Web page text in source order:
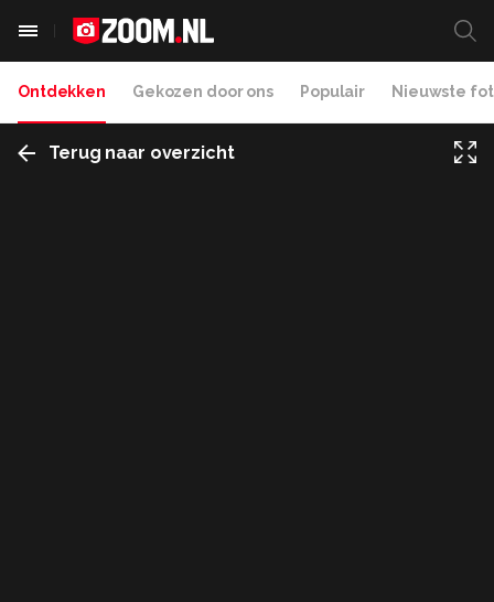
Ontdekken Gekozen door ons Populair Nieuwste
Terug naar overzicht